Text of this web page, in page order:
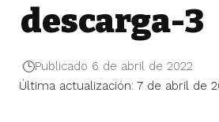
descarga-3
Última actualización: 7 de abril de
Publicado 6 de abril de 2022